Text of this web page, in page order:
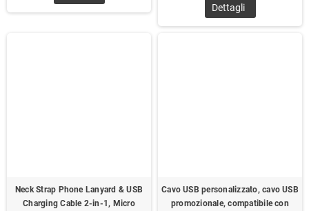
Dettagli
Neck Strap Phone Lanyard & USB
Charging Cable 2-in-1, Micro
Cavo USB personalizzato, cavo USB
promozionale, compatibile con